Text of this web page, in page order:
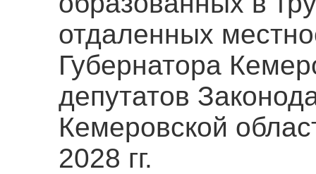
отдаленных
Губернатора
депутатов
Кемеровской
2028 гг.